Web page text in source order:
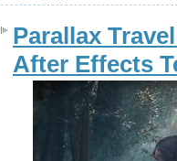
Parallax
After Effects